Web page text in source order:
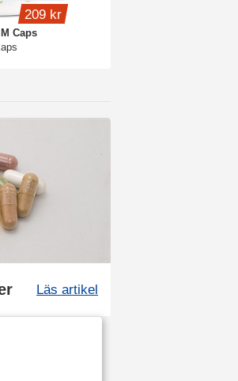
Caps
209 kr
Läs artikel